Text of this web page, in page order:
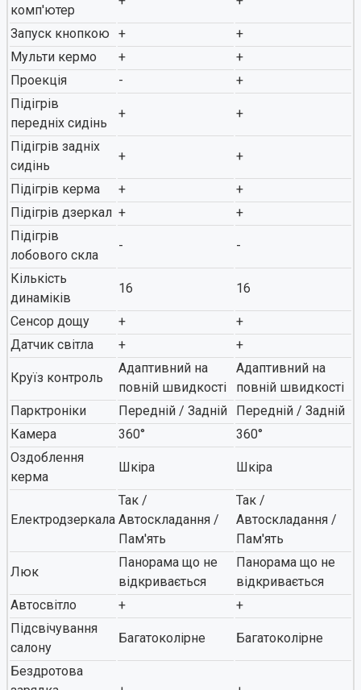
комп'ютер
Запуск кнопкою +
+
Мульти кермо
+
+
Проекція
-
+
Підігрів
передніх сидінь
+ +
Підігрів задніх
сидінь
+ +
Підігрів керма +
+
Підігрів дзеркал +
+
Підігрів
лобового скла
- -
Кількість
динаміків
16 16
Сенсор дощу +
+
Датчик світла
+ +
Круїз контроль
Адаптивний на
повній швидкості
Адаптивний на
повній швидкості
Парктроніки
Передній / Задній
Передній / Задній
Камера
360°
360°
Оздоблення
керма
Шкіра Шкіра
Електродзеркала
Так /
Автоскладання /
Пам'ять
Так /
Автоскладання /
Пам'ять
Люк
Панорама що не
відкривається
Панорама що не
відкривається
Автосвітло
+
+
Підсвічування
салону
Багатоколірне Багатоколірне
Бездротова